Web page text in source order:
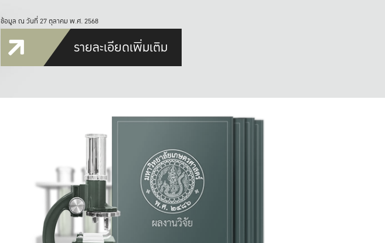
ข้อมูล ณ วันที่ 27 ตุลาคม พ.ศ. 2568
รายละเอียดเพิ่มเติม